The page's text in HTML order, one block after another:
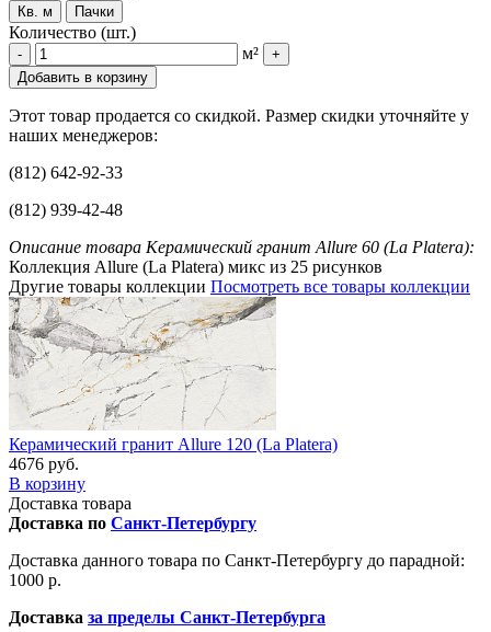
Кв. м Пачки
Количество (шт.)
- м²
+
Добавить в корзину
Этот товар продается со скидкой. Размер скидки уточняйте у
наших менеджеров:
(812) 642-92-33
(812) 939-42-48
Описание товара Керамический гранит Allure 60 (La Platera):
Коллекция Allure (La Platera) микс из 25 рисунков
Другие товары коллекции Посмотреть все товары коллекции
Керамический гранит Allure 120 (La Platera)
4676 руб.
В корзину
Доставка товара
Доставка по Санкт-Петербургу
Доставка данного товара по Санкт-Петербургу до парадной:
1000 р.
Доставка за пределы Санкт-Петербурга